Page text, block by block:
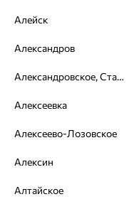
4 платежа по
Нужна
Описание
Вид изделия:
Металл:Золото
Алейск
Александров
Александровское, Ставропольский край
Алексеевка
Алексеево-Лозовское
Алексин
Алтайское